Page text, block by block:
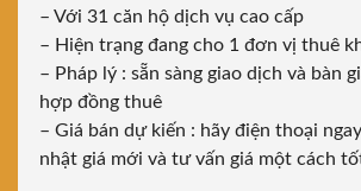
– Với 31 căn hộ dịch vụ cao cấp
– Hiện trạng đang cho 1 đơn vị thuê
– Pháp lý : sẵn sàng giao dịch và bàn
hợp đồng thuê
– Giá bán dự kiến : hãy điện thoại
nhật giá mới và tư vấn giá một cách